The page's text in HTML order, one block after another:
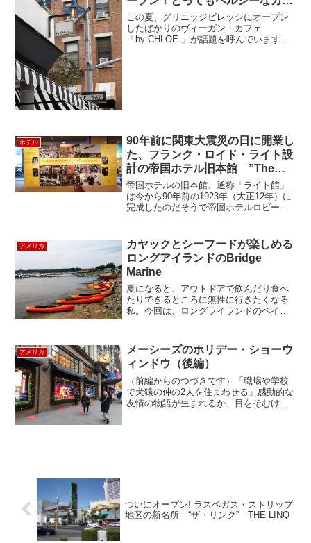
ェ。
この夏、グリニッジビレッジにオープン
したばかりのヴィーガン・カフェ
「by CHLOE.」が話題を呼んでいます。
ホテル
90年前に関東大震災の日に開業し
た、フランク・ロイド・ライト設
計の帝国ホテル旧本館 ”The
Imperial Hotel Tokyo”
帝国ホテルの旧本館、通称「ライト館」
は今から90年前の1923年（大正12年）に
完成したのだそうで帝国ホテルロビーで
業レセプションの日に関東大震災に見舞
われるという、...
アメリカ
カヤックとシーフードが楽しめる
ロングアイランドのBridge
Marine
夏になると、アウトドアで飲んだり食べ
たりできるところに無性に行きたくなる
私。今回は、ロングライランドのベイビ
Bridge Marine（ブリッジマリン）という
ボートを販売す...
アメリカ
メーシーズのホリデー・ショーウ
ィンドウ（後編）
（前編からのつづきです）「職場や学校
で犬猿の仲の2人を住まわせる」感動的な
友情の物語が生まれるか、目をそむけた
ついにオープン! ラスベガス・ストリップ
地区の新名所 “ザ・リンク” THE LINQ